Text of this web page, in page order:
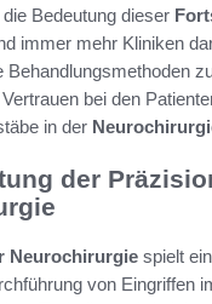
Bedeutung dieser
immer mehr Kliniken
Behandlungsmethoden
bei den
in der
der
Neurochirurgie spielt
von Eingriffen